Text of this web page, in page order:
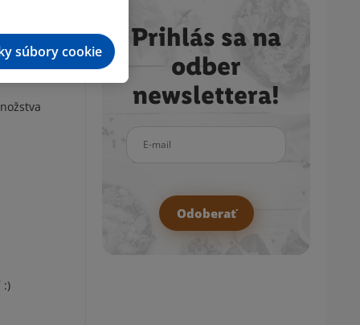
:)
Prihlás sa na
odber
newslettera!
Odoberať
súbory cookie